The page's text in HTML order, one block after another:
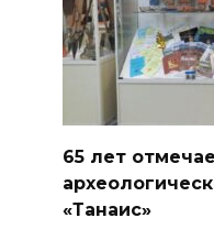
65 лет
«Танаис»